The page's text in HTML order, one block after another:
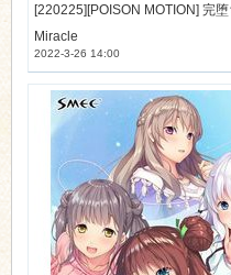
Miracle
2022-3-26 14:00